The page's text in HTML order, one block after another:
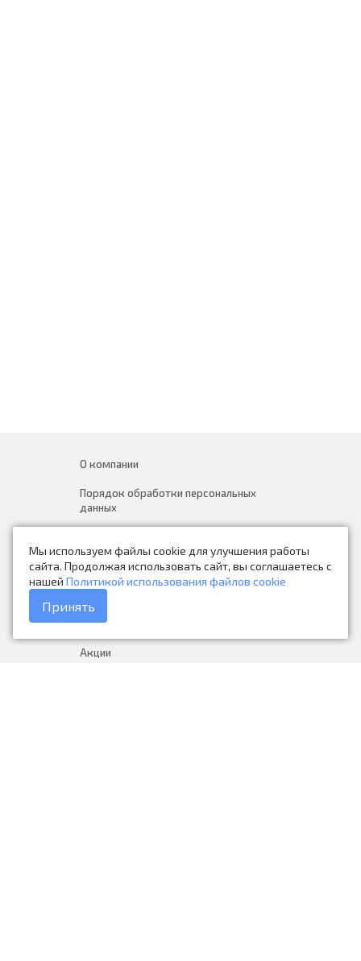
Мы используем файлы cookie для улучшения работы
сайта. Продолжая использовать сайт, вы соглашаетесь с
нашей Политикой использования файлов cookie
Принять
О компании
Порядок обработки персональных
данных
Контакты
Каталог товаров
Доставка и оплата
Акции